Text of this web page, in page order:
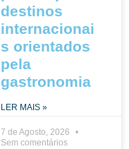
destinos
internacionai
s orientados
pela
gastronomia
LER MAIS »
7 de Agosto, 2026
Sem comentários